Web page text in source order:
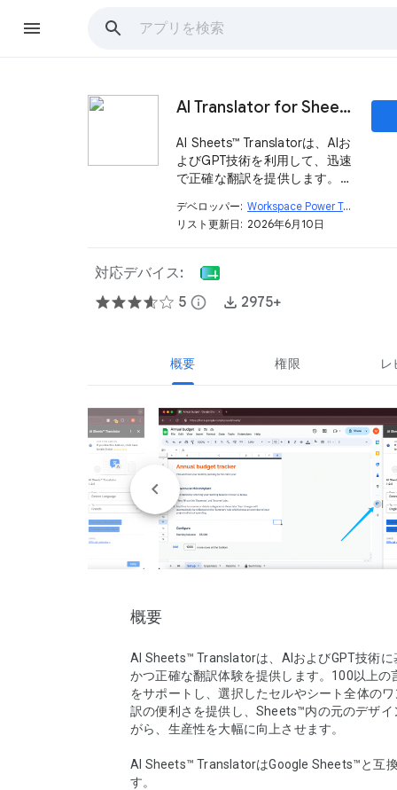
AI Translator for Sheets™ - AIとGPTを搭載
AI Sheets™ Translatorは、AIお
よびGPT技術を利用して、迅速
で正確な翻訳を提供します。
り、選択したセルやシート全体
をワンクリックで翻訳します。
デベロッパー: Workspace Power Tools
リスト更新日: 2026年6月10日
対応デバイス:
5 info 2975+
概要 権限 レ
概要
AI Sheets™ Translatorは、AIおよびGPT技術に
かつ正確な翻訳体験を提供します。100以上の
をサポートし、選択したセルやシート全体の
訳の便利さを提供し、Sheets™内の元のデザイ
がら、生産性を大幅に向上させます。
AI Sheets™ TranslatorはGoogle Sheets™と互
す。